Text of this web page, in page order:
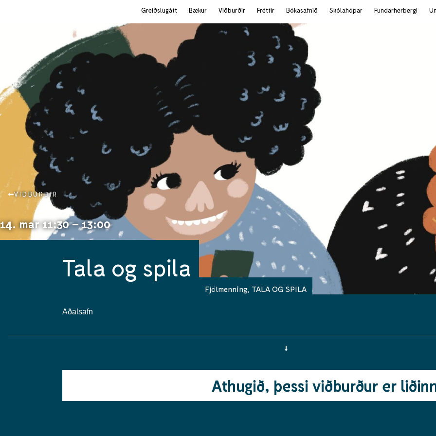
Greiðslugátt Bækur Viðburðir Fréttir Bókasafnið Skólahópar Fundarherbergi
VIÐBURÐIR
14. mar 11:30 – 13:00
Tala og spila
Fjölmenning TALA OG SPILA
Aðalsafn
Athugið, þessi viðburður er